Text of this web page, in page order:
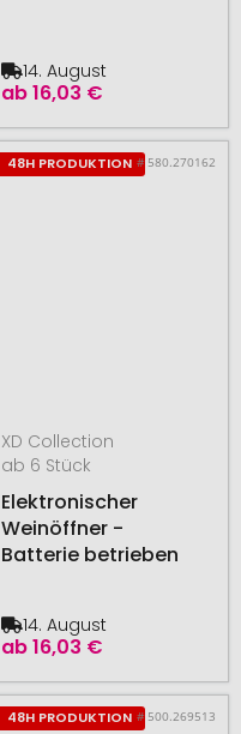
ab16,03 €
14. August
48H PRODUKTION # 580.270162
XD Collection
ab 6 Stück
Elektronischer
Weinöffner -
Batterie betrieben
ab16,03 €
14. August
48H PRODUKTION # 500.269513